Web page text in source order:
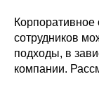
Корпоративное
сотрудников
подходы, в
компании.